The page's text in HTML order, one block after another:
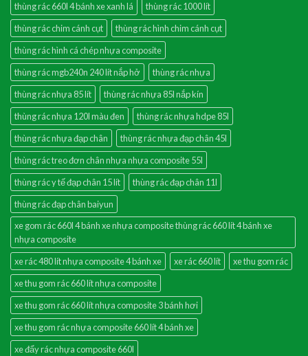
thùng rác 660l 4 bánh xe xanh lá
thùng rác 1000 lít
thùng rác chim cánh cụt
thùng rác hình chim cánh cụt
thùng rác hình cá chép nhựa composite
thùng rác mgb240n 240 lít nắp hở
thùng rác nhựa
thùng rác nhựa 85 lít
thùng rác nhựa 85l nắp kín
thùng rác nhựa 120l màu đen
thùng rác nhựa hdpe 85l
thùng rác nhựa đạp chân
thùng rác nhựa đạp chân 45l
thùng rác treo đơn chân nhựa nhựa composite 55l
thùng rác y tế đạp chân 15 lít
thùng rác đạp chân 11l
thùng rác đạp chân baiyun
xe gom rác 660l 4 bánh xe nhựa composite thùng rác 660 lít 4 bánh xe
nhựa composite
xe rác 480 lít nhựa composite 4 bánh xe
xe rác 660 lít
xe thu gom rác
xe thu gom rác 660 lít nhựa composite
xe thu gom rác 660 lít nhựa composite 3 bánh hơi
xe thu gom rác nhựa composite 660 lít 4 bánh xe
xe đẩy rác nhựa composite 660l